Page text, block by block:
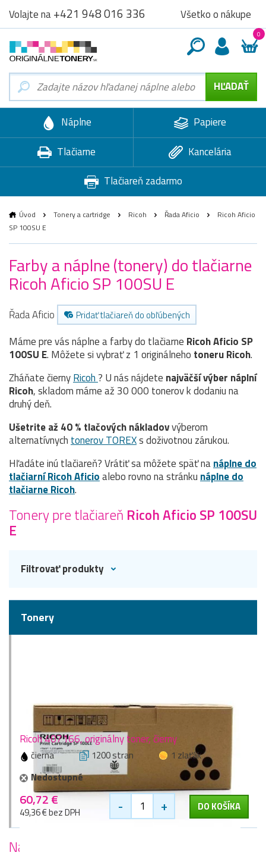
Volajte na+421 948 016 336 Všetko o nákupe
0
Náplne
Papiere
Tlačiarne
Kancelária
Tlačiareň zadarmo
Úvod Tonery a cartridge Ricoh Řada Aficio
Ricoh Aficio
SP 100SU E
Farby a náplne (tonery) do tlačiarne
Ricoh Aficio SP 100SU E
Řada Aficio Pridať tlačiareň do obľúbených
Máme pre vás náplne a farby do tlačiarne Ricoh Aficio SP
100SU E. Môžete si vybrať z 1 originálneho toneruRicoh.
Zháňate čiernyRicoh? U nás nájdete najväčší výber náplní
Ricoh, skladom máme až 30 000 tonerov k dodaniu na
druhý deň.
Ušetrite až 40 % tlačových nákladovvýberom
alternatívnychtonerov TOREXs doživotnou zárukou.
Hľadáte inú tlačiareň? Vrátiť sa môžete späť nanáplne do
tlačiarní Ricoh Aficioalebo rovno na stránkunáplne do
tlačiarne Ricoh.
Tonery pre tlačiareň Ricoh Aficio SP 100SU
E
Filtrovať produkty
Tonery
Ricoh 407166, originálny toner, čierny
čierna 1200 stran
1 zlaťák
Nedostupné
60,72 €
49,36 € bez DPH - + DO KOŠÍKA
Najobľúbenejšie